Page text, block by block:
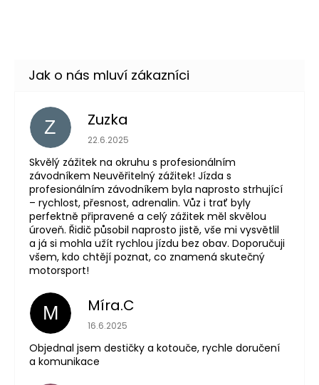
Z Zuzka
Hodnocení obchodu je 5 z 5 hvězdiček.
22.6.2025
Skvělý zážitek na okruhu s profesionálním
závodníkem Neuvěřitelný zážitek! Jízda s
profesionálním závodníkem byla naprosto strhující
– rychlost, přesnost, adrenalin. Vůz i trať byly
perfektně připravené a celý zážitek měl skvělou
úroveň. Řidič působil naprosto jistě, vše mi vysvětlil
a já si mohla užít rychlou jízdu bez obav. Doporučuji
všem, kdo chtějí poznat, co znamená skutečný
motorsport!
M Míra.C
Hodnocení obchodu je 5 z 5 hvězdiček.
16.6.2025
Objednal jsem destičky a kotouče, rychle doručení
a komunikace